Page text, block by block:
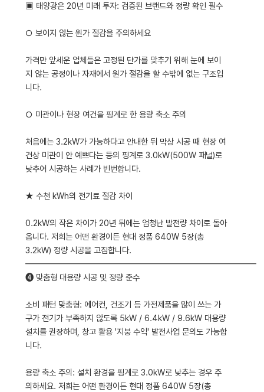
▣ 태양광은 20년 미래 투자: 검증된 브랜드와 정량 확인 필수
○ 보이지 않는 원가 절감을 주의하세요
가격만 앞세운 업체들은 고정된 단가를 맞추기 위해 눈에 보이
지 않는 공정이나 자재에서 원가 절감을 할 수밖에 없는 구조입
니다.
○ 미관이나 현장 여건을 핑계로 한 용량 축소 주의
처음에는 3.2kW가 가능하다고 안내한 뒤 막상 시공 때 현장 여
건상 미관이 안 예쁘다는 등의 핑계로 3.0kW(500W 패널)로
낮추어 시공하는 사례가 빈번합니다.
★ 수천 kWh의 전기료 절감 차이
0.2kW의 작은 차이가 20년 뒤에는 엄청난 발전량 차이로 돌아
옵니다. 저희는 어떤 환경이든 현대 정품 640W 5장(총
3.2kW) 정량 시공을 고집합니다.
❹ 맞춤형 대용량 시공 및 정량 준수
소비 패턴 맞춤형: 에어컨, 건조기 등 가전제품을 많이 쓰는 가
구가 전기가 부족하지 않도록 5kW / 6.4kW / 9.6kW 대용량
설치를 권장하며, 창고 활용 '지붕 수익' 발전사업 문의도 가능합
니다.
용량 축소 주의: 설치 환경을 핑계로 3.0kW로 낮추는 경우 주
의하세요. 저희는 어떤 환경이든 현대 정품 640W 5장(총